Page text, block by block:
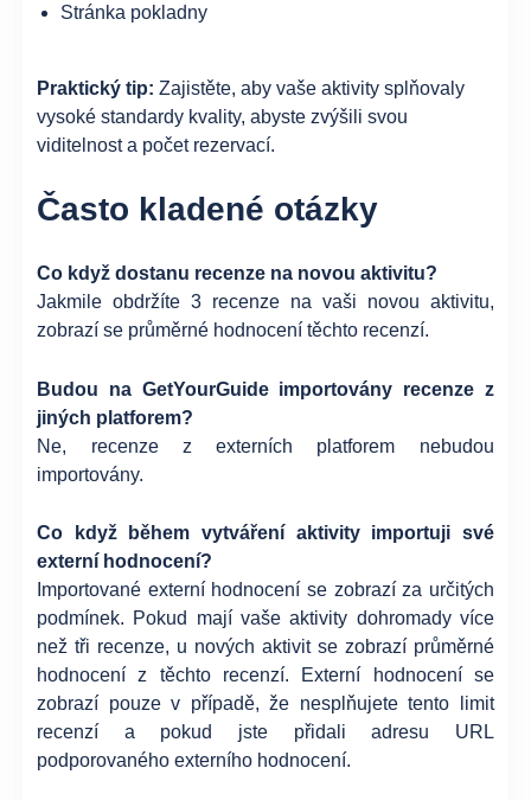
Stránka pokladny
Praktický tip:Zajistěte, aby vaše aktivity splňovaly
vysoké standardy kvality, abyste zvýšili svou
viditelnost a počet rezervací.
Často kladené otázky
Co když dostanu recenze na novou aktivitu?
Jakmile obdržíte 3 recenze na vaši novou aktivitu,
zobrazí se průměrné hodnocení těchto recenzí.
Budou na GetYourGuide importovány recenze z
jiných platforem?
Ne, recenze z externích platforem nebudou
importovány.
Co když během vytváření aktivity importuji své
externí hodnocení?
Importované externí hodnocení se zobrazí za určitých
podmínek. Pokud mají vaše aktivity dohromady více
než tři recenze, u nových aktivit se zobrazí průměrné
hodnocení z těchto recenzí. Externí hodnocení se
zobrazí pouze v případě, že nesplňujete tento limit
recenzí a pokud jste přidali adresu URL
podporovaného externího hodnocení.